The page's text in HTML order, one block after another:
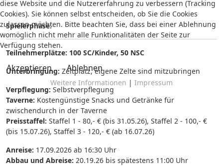
Spielerphase:
Teilnehmerplätze: 100 SC/Kinder, 50 NSC
Unterbringung: Zeltplatz, eigene Zelte sind mitzubringen
Verpflegung: Selbstverpflegung
Taverne: Kostengünstige Snacks und Getränke für
zwischendurch in der Taverne
Preisstaffel: Staffel 1 - 80,- € (bis 31.05.26), Staffel 2 - 100,- €
(bis 15.07.26), Staffel 3 - 120,- € (ab 16.07.26)
Anreise: 17.09.2026 ab 16:30 Uhr
Abbau und Abreise: 20.19.26 bis spätestens 11:00 Uhr
diese Website und die Nutzererfahrung zu verbessern (Tracking
Cookies). Sie können selbst entscheiden, ob Sie die Cookies
zulassen möchten. Bitte beachten Sie, dass bei einer Ablehnung
womöglich nicht mehr alle Funktionalitäten der Seite zur
Verfügung stehen.
Akzeptieren Ablehnen
Weitere Informationen | Impressum